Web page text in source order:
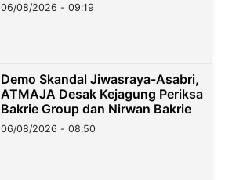
06/08/2026 - 09:19
Demo Skandal Jiwasraya-Asabri,
ATMAJA Desak Kejagung Periksa
Bakrie Group dan Nirwan Bakrie
06/08/2026 - 08:50